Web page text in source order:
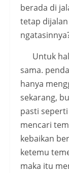
berada di
tetap dijalan
Untuk hal
sama.
hanya
sekarang,
pasti
mencari
kebaikan
ketemu
maka itu